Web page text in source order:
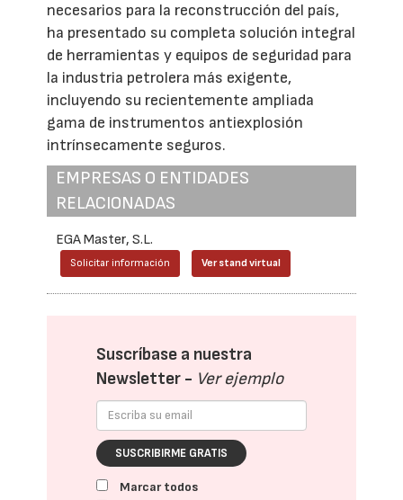
necesarios para la reconstrucción del país,
ha presentado su completa solución integral
de herramientas y equipos de seguridad para
la industria petrolera más exigente,
incluyendo su recientemente ampliada
gama de instrumentos antiexplosión
intrínsecamente seguros.
EMPRESAS O ENTIDADES
RELACIONADAS
EGA Master, S.L.
Solicitar información Ver stand virtual
Suscríbase a nuestra
Newsletter - Ver ejemplo
SUSCRIBIRME GRATIS
Marcar todos